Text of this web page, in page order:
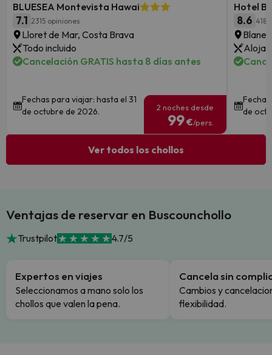
BLUESEA Montevista Hawai
7.1 2315 opiniones
Lloret de Mar, Costa Brava
Todo incluido
Cancelación GRATIS hasta 8 días antes
Fechas para viajar: hasta el 31
de octubre de 2026.
2 noches desde
99€/pers.
Hotel
8.6
de
Ver todos los chollos
Ventajas de reservar en Buscounchollo
Trustpilot 4.7/5
Expertos en viajes
Seleccionamos a mano solo los
chollos que valen la pena.
Cancela sin
Cambios y
flexibilidad.